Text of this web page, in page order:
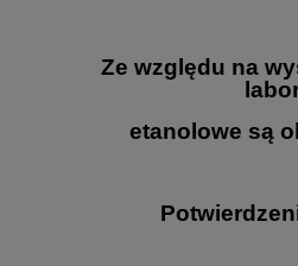
Ze względu na
etanolowe są